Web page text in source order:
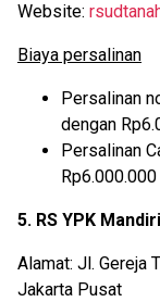
Website:
Biaya persalinan
Persalinan
dengan
Persalinan
5. RS YPK Mandiri
Alamat: Jl. Gereja
Jakarta Pusat